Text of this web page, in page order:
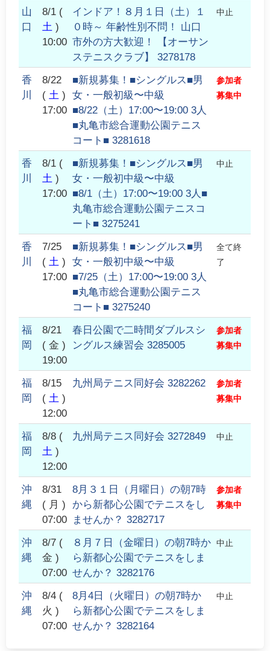
山
口
8/1 (
土 )
10:00
インドア！８月１日（土）１
０時～ 年齢性別不問！ 山口
市外の方大歓迎！ 【オーサン
ステニスクラブ】 3278178
中止
香
川
8/22
( 土 )
17:00
■新規募集！■シングルス■男
女・一般初級〜中級
■8/22（土）17:00〜19:00 3人
■丸亀市総合運動公園テニス
コート■ 3281618
参加者
募集中
香
川
8/1 (
土 )
17:00
■新規募集！■シングルス■男
女・一般初中級〜中級
■8/1（土）17:00〜19:00 3人■
丸亀市総合運動公園テニスコ
ート■ 3275241
中止
香
川
7/25
( 土 )
17:00
■新規募集！■シングルス■男
女・一般初中級〜中級
■7/25（土）17:00〜19:00 3人
■丸亀市総合運動公園テニス
コート■ 3275240
全て終
了
福
岡
8/21
( 金 )
19:00
春日公園で二時間ダブルスシ
ングルス練習会 3285005
参加者
募集中
福
岡
8/15
( 土 )
12:00
九州局テニス同好会 3282262
参加者
募集中
福
岡
8/8 (
土 )
12:00
九州局テニス同好会 3272849 中止
沖
縄
8/31
( 月 )
07:00
8月３１日（月曜日）の朝7時
から新都心公園でテニスをし
ませんか？ 3282717
参加者
募集中
沖
縄
8/7(
金 )
07:00
８月７日（金曜日）の朝7時か
ら新都心公園でテニスをしま
せんか？ 3282176
中止
沖
縄
8/4(
火 )
07:00
8月4日（火曜日）の朝7時か
ら新都心公園でテニスをしま
せんか？ 3282164
中止